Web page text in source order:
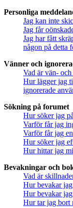
Personliga
Jag kan inte
Jag får
Jag har fått
någon på detta
Vänner och
Vad är vän-
Hur lägger jag
ignorerade
Sökning på forumet
Hur söker jag
Varför får jag
Varför får jag
Hur söker jag
Hur hittar jag
Bevakningar och
Vad är
Hur bevakar
Hur bevakar
Hur tar jag bort